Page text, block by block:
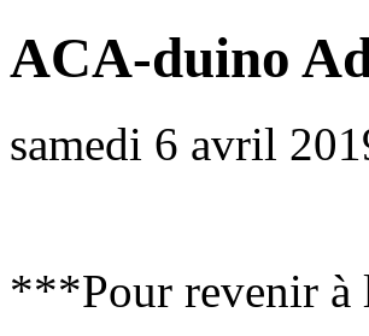
ACA-duino
samedi 6 avril
***Pour revenir à